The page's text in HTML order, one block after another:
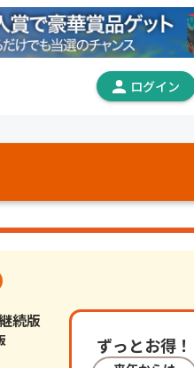
続版
ずっとお得！